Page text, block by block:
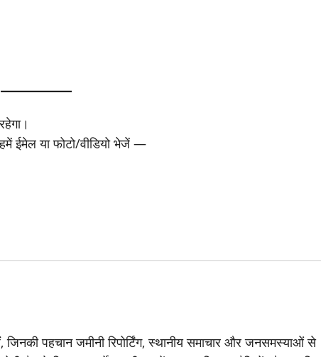
ईमेल या फोटो/वीडियो भेजें —
पहचान जमीनी रिपोर्टिंग, स्थानीय समाचार और जनसमस्याओं से